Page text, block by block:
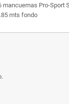
Pro-
mts fondo